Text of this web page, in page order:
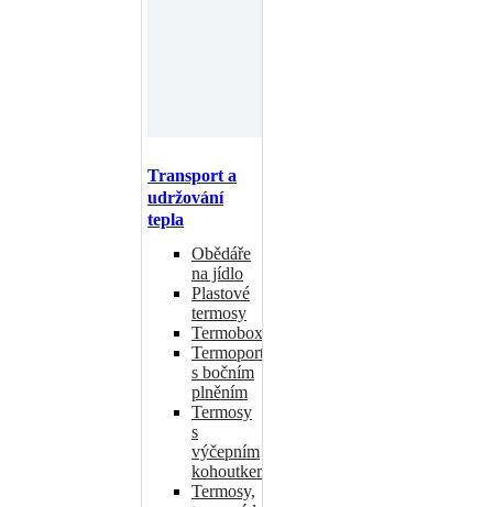
Transport a
udržování
tepla
Obědáře
na jídlo
Plastové
termosy
Termoboxy
Termoporty
s bočním
plněním
Termosy
s
výčepním
kohoutkem
Termosy,